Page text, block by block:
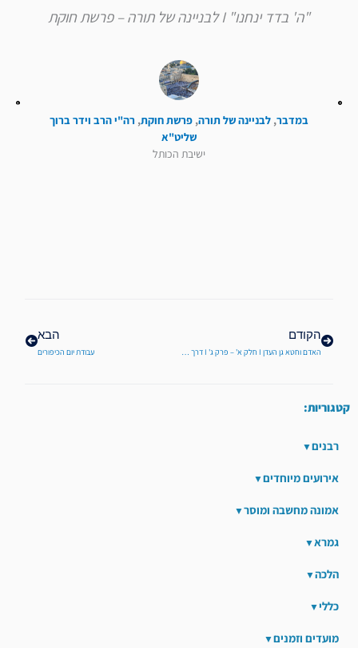
"ה' בדד ינחנו" I לבניינה של תורה – פרשת חוקת
במדבר, לבניינה של תורה, פרשת חוקת, רה"י הרב וידר ברוך
שליט"א
ישיבת הכותל
הקודם הבא
עבודת יום הכיפורים
קטגוריות:
רבנים
אירועים מיוחדים
אמונה מחשבה ומוסר
גמרא
הלכה
כללי
מועדים וזמנים